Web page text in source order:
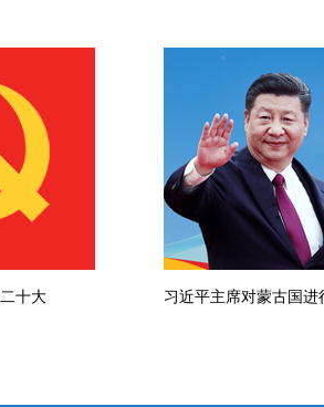
十大 习近平主席对蒙古国进